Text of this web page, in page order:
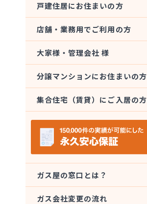
戸建住居にお住まいの方
店舗・業務用でご利用の方
大家様・管理会社 様
分譲マンションにお住まいの方
集合住宅（賃貸）にご入居の方
ガス屋の窓口とは？
ガス会社変更の流れ